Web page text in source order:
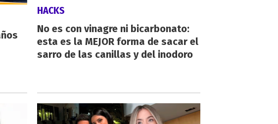
HACKS
No es con vinagre ni bicarbonato:
esta es la MEJOR forma de sacar el
sarro de las canillas y del inodoro